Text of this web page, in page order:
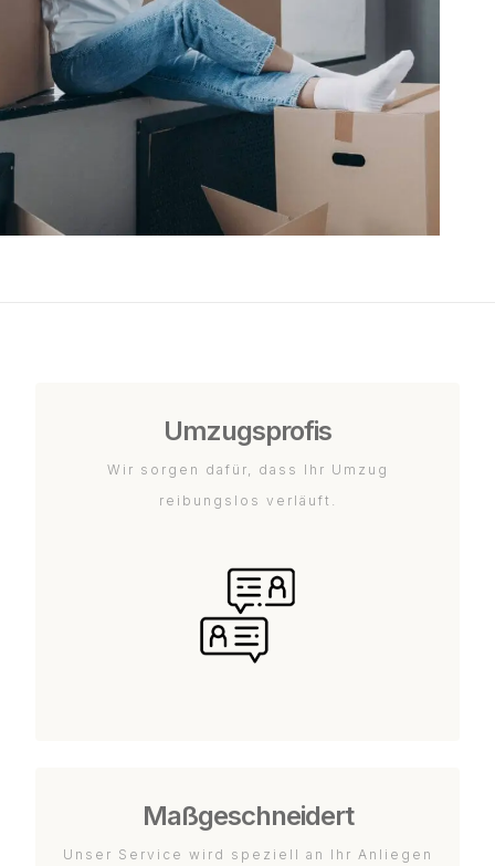
Umzugsprofis
Wir sorgen dafür, dass Ihr Umzug
reibungslos verläuft.
Maßgeschneidert
Unser Service wird speziell an Ihr Anliegen